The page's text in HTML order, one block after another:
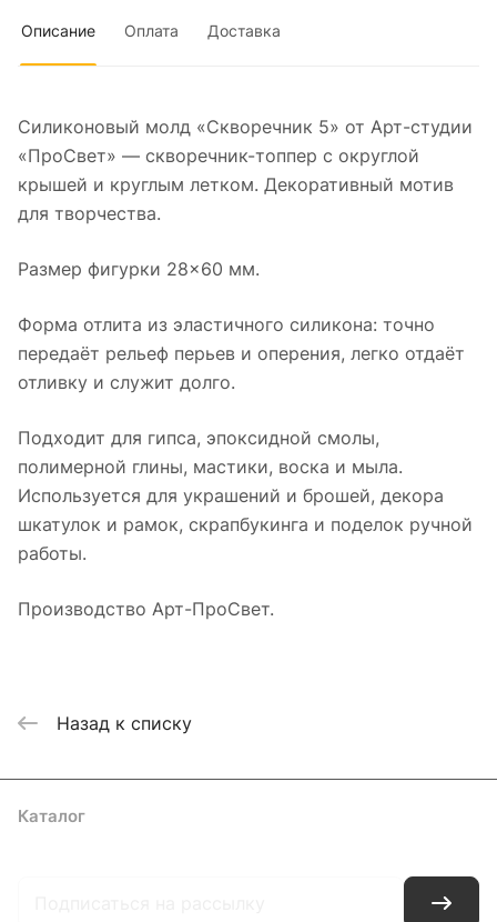
Описание Оплата Доставка
Силиконовый молд «Скворечник 5» от Арт-студии
«ПроСвет» — скворечник-топпер с округлой
крышей и круглым летком. Декоративный мотив
для творчества.
Размер фигурки 28×60 мм.
Форма отлита из эластичного силикона: точно
передаёт рельеф перьев и оперения, легко отдаёт
отливку и служит долго.
Подходит для гипса, эпоксидной смолы,
полимерной глины, мастики, воска и мыла.
Используется для украшений и брошей, декора
шкатулок и рамок, скрапбукинга и поделок ручной
работы.
Производство Арт-ПроСвет.
Назад к списку
Каталог